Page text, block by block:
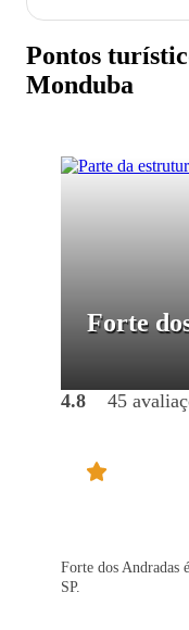
Pontos
Monduba
Forte
4.8 45
Forte dos Andradas
SP.